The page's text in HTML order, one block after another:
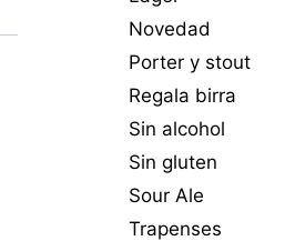
Novedad
Porter y stout
Regala birra
Sin alcohol
Sin gluten
Sour Ale
Trapenses